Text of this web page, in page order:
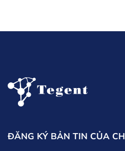
ĐĂNG KÝ BẢN TIN CỦA